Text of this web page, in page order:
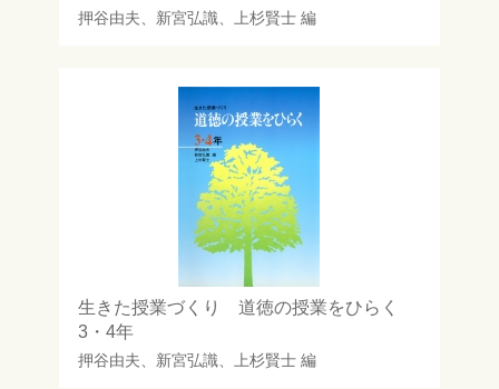
押谷由夫 新宮弘識 上杉賢士編
生きた授業づくり 道徳の授業をひらく
3・4年
押谷由夫 新宮弘識 上杉賢士編